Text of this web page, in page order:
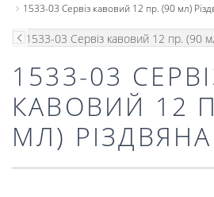
1533-03 Сервіз кавовий 12 пр. (90 мл)
1533-03
КАВОВИЙ 12
МЛ) РІЗДВЯНА